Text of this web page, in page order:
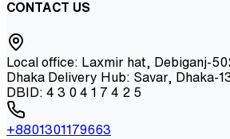
CONTACT US
Local office: Laxmir hat, Debiganj-
Dhaka Delivery Hub: Savar, Dhaka-
DBID: 4 3 0 4 1 7 4 2 5
+8801301179663